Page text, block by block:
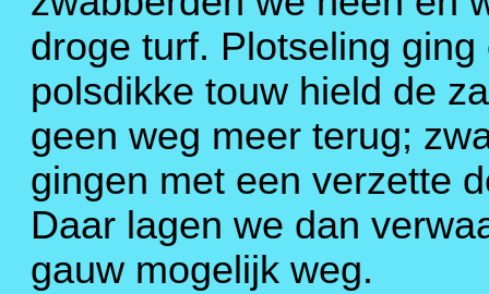
droge turf. Plotseling
polsdikke touw hield de
geen weg meer terug;
gingen met een verzette
Daar lagen we dan
gauw mogelijk weg.